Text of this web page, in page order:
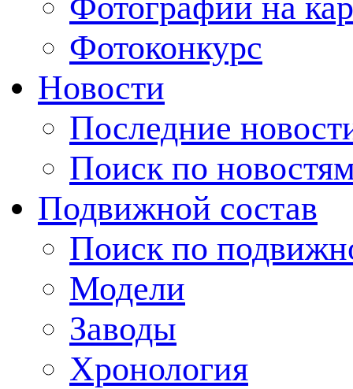
Фотоконкурс
Новости
Последние
Поиск по
Подвижной состав
Поиск по
Модели
Заводы
Хронология